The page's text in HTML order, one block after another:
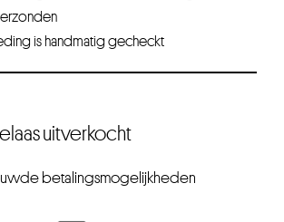
is handmatig gecheckt
uitverkocht
betalingsmogelijkheden